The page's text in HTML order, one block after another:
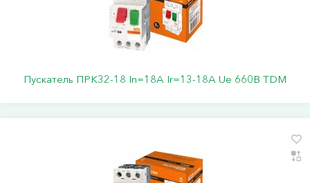
Пускатель ПРК32-18 In=18A Ir=13-18A Ue 660В TDM